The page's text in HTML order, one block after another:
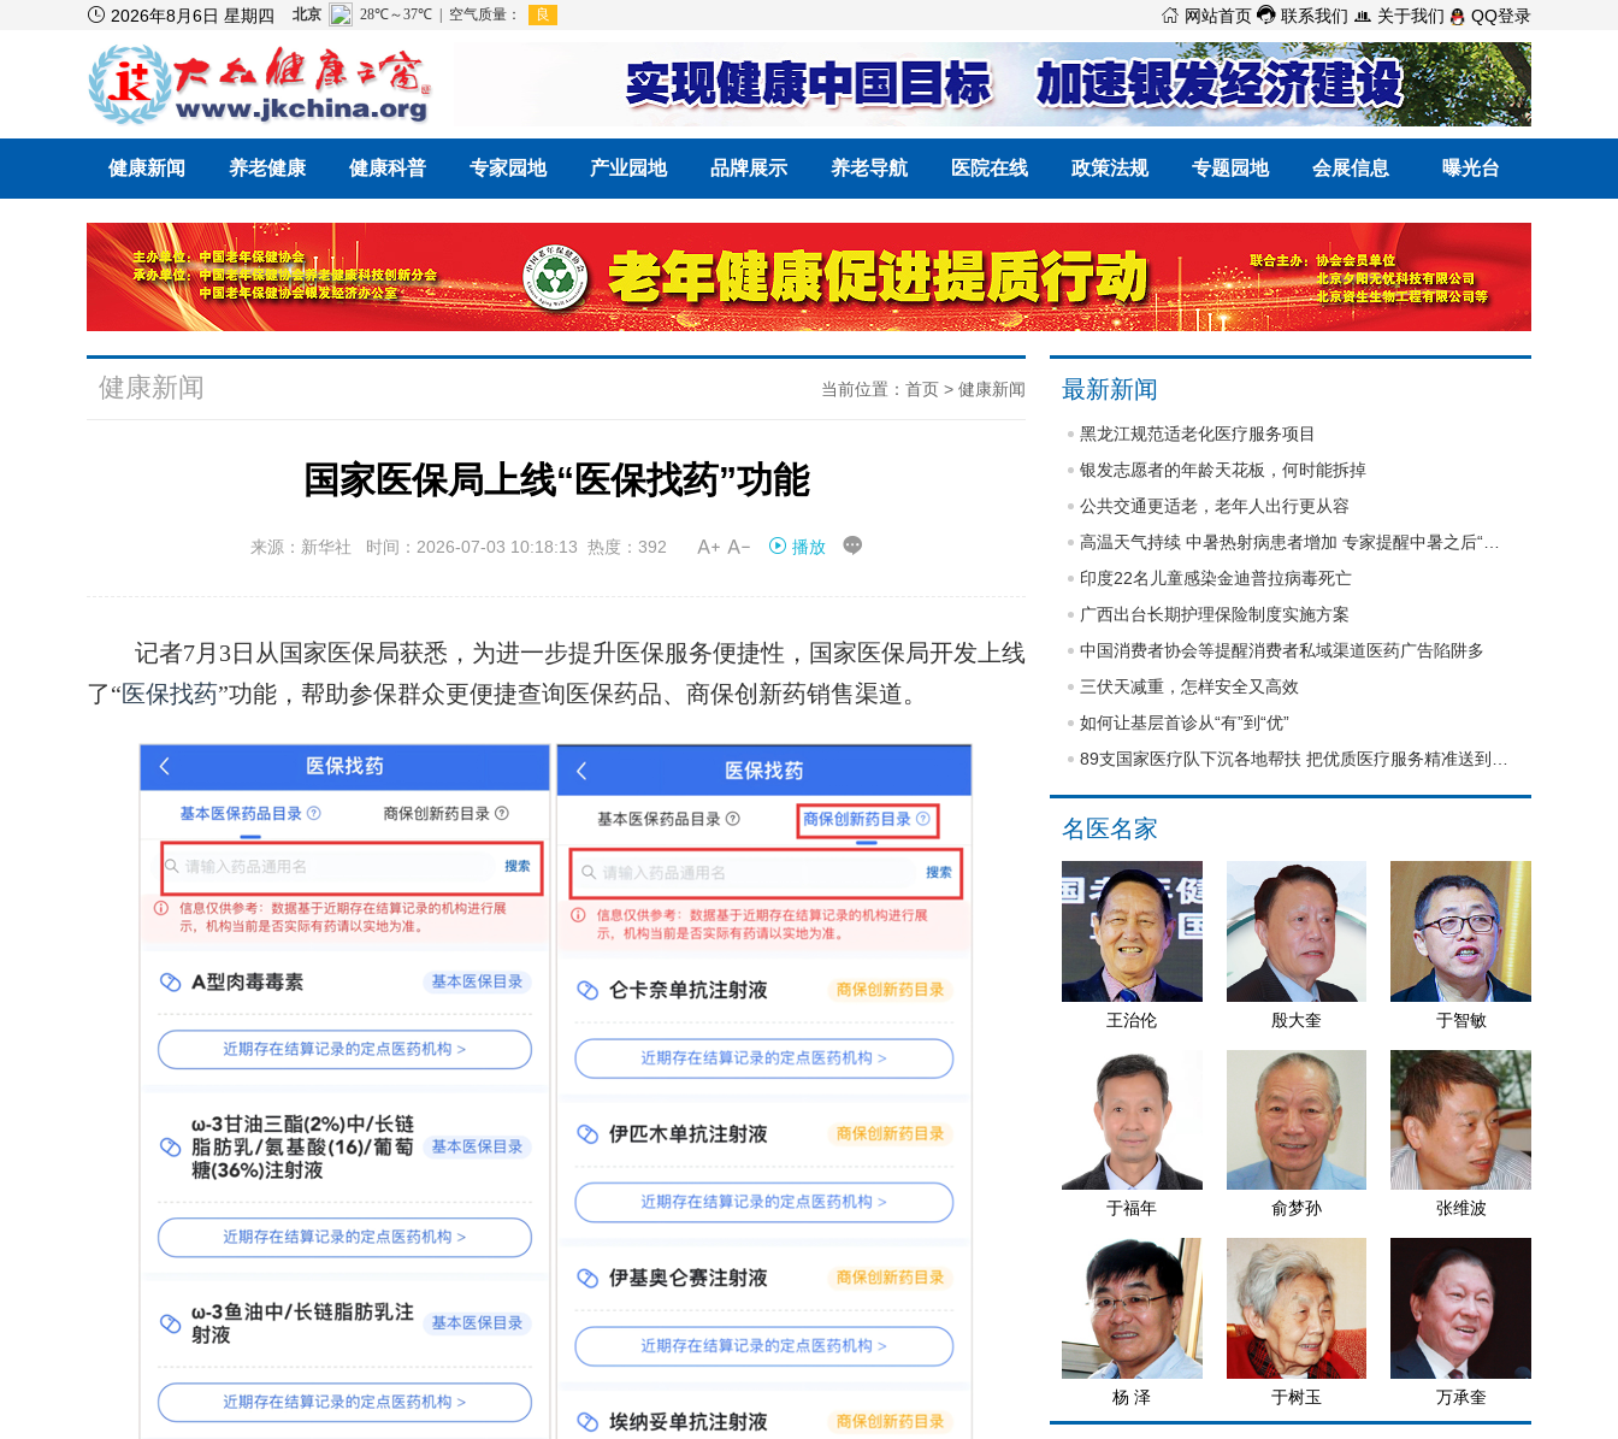
 2026年8月6日 星期四  网站首页  联系我们  关于我们 QQ登录
健康新闻 养老健康 健康科普 专家园地 产业园地 品牌展示 养老导航 医院在线 政策法规 专题园地 会展信息 曝光台
健康新闻 当前位置： 首页 > 健康新闻
国家医保局上线“医保找药”功能
来源：新华社 时间：2026-07-03 10:18:13 热度：392  播放 
记者7月3日从国家医保局获悉，为进一步提升医保服务便捷性，国家医保局开发上线
了“医保找药”功能，帮助参保群众更便捷查询医保药品、商保创新药销售渠道。
最新新闻
黑龙江规范适老化医疗服务项目
银发志愿者的年龄天花板，何时能拆掉
公共交通更适老，老年人出行更从容
印度22名儿童感染金迪普拉病毒死亡
广西出台长期护理保险制度实施方案
中国消费者协会等提醒消费者私域渠道医药广告陷阱多
三伏天减重，怎样安全又高效
如何让基层首诊从“有”到“优”
名医名家
王治伦 殷大奎 于智敏
于福年 俞梦孙 张维波
杨 泽 于树玉 万承奎